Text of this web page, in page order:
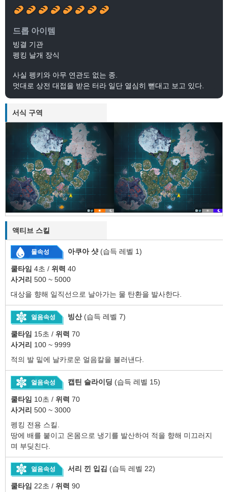
드롭 아이템
빙결 기관
펭킹 날개 장식
사실 펭키와 아무 연관도 없는 종.
멋대로 상전 대접을 받은 터라 일단 열심히 뻗대고 보고 있다.
서식 구역
액티브 스킬
물속성 아쿠아 샷 (습득 레벨 1)
쿨타임 4초 / 위력 40
사거리 500 ~ 5000
대상을 향해 일직선으로 날아가는 물 탄환을 발사한다.
얼음속성 빙산 (습득 레벨 7)
쿨타임 15초 / 위력 70
사거리 100 ~ 9999
적의 발 밑에 날카로운 얼음칼을 불러낸다.
얼음속성 캡틴 슬라이딩 (습득 레벨 15)
쿨타임 10초 / 위력 70
사거리 500 ~ 3000
펭킹 전용 스킬.
땅에 배를 붙이고 온몸으로 냉기를 발산하여 적을 향해 미끄러지
며 부딪친다.
얼음속성 서리 낀 입김 (습득 레벨 22)
쿨타임 22초 / 위력 90